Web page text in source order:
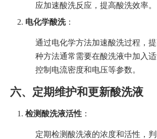
应加速酸洗反应，提高酸洗效率。
电化学酸洗：
通过电化学方法加速酸洗过程，
种方法通常需要在酸洗液中加入
控制电流密度和电压等参数。
六、定期维护和更新酸洗液
检测酸洗液活性 ：
定期检测酸洗液的浓度和活性，